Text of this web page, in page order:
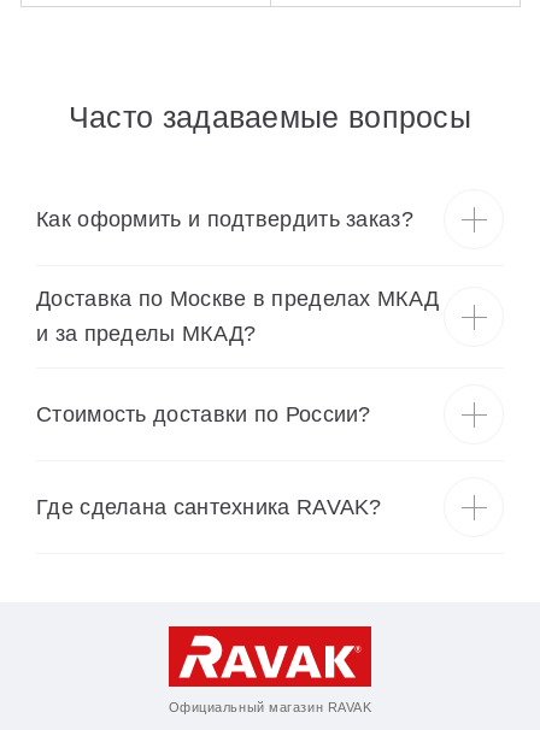
Часто задаваемые вопросы
Как оформить и подтвердить заказ?
Доставка по Москве в пределах МКАД
и за пределы МКАД?
Cтоимость доставки по России?
Где сделана сантехника RAVAK?
Официальный магазин RAVAK